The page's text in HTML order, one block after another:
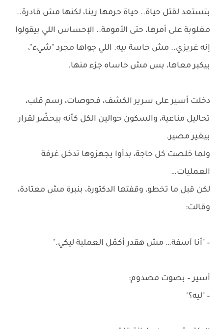
بتستعد لقتل حياة.. حياة حرمها ربنا، لكنها مش قادرة..
مغلوبة على أمرها، حتى الأمومة.. الإحساس اللي بيقولوا
إنه غريزي.. مش حاسة بيه. اللي جواها مجرد "شيء"،
بيكبر معاها، بس مش حاساه جزء منها.
دخلت أسير على سرير الكشف، فحوصات، رسم قلب،
تحاليل مناعية، والسكون حوالين الكل كأنه بيحضّر لقرار
بيغير مصير.
ولما خلصت كل حاجة، بدأوا يجهزوها تدخل غرفة
العمليات…
لكن قبل ما تخطو، وقفتها الدكتورة، بنبرة مش معتادة،
وقالت:
– "أنا آسفة… مش هقدر أكمّل العملية ليكي."
أسير – بصوت مصدوم:
– "ليه؟"